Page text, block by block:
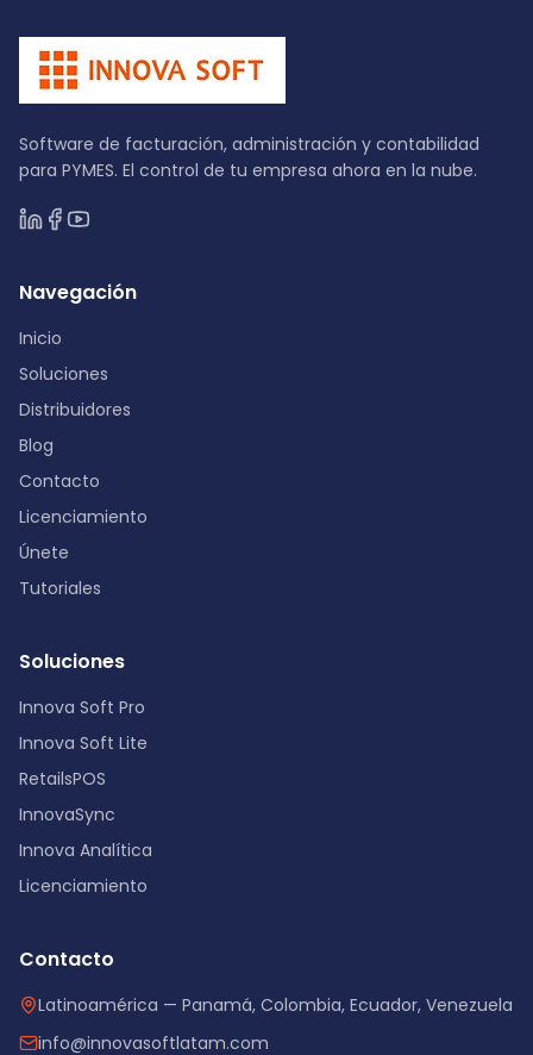
Software de facturación, administración y contabilidad
para PYMES. El control de tu empresa ahora en la nube.
Navegación
Inicio
Soluciones
Distribuidores
Blog
Contacto
Licenciamiento
Únete
Tutoriales
Soluciones
Innova Soft Pro
Innova Soft Lite
RetailsPOS
InnovaSync
Innova Analítica
Licenciamiento
Contacto
Latinoamérica — Panamá, Colombia, Ecuador, Venezuela
info@innovasoftlatam.com